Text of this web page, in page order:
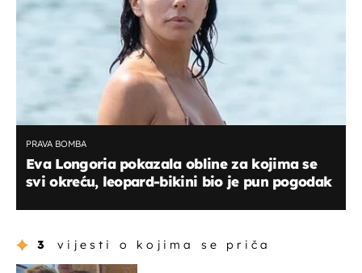
PRAVA BOMBA
Eva Longoria pokazala obline za kojima se
svi okreću, leopard-bikini bio je pun pogodak
3 vijesti o kojima se priča